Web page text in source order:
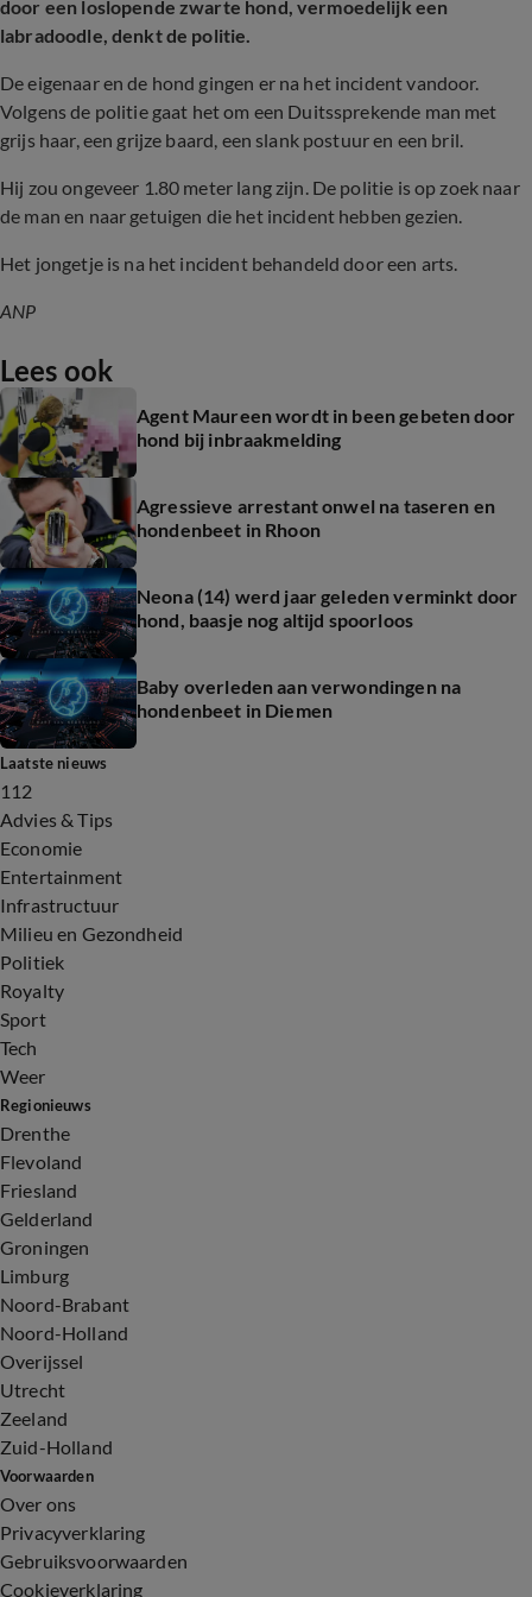
door een loslopende zwarte hond, vermoedelijk een
labradoodle, denkt de politie.
De eigenaar en de hond gingen er na het incident vandoor.
Volgens de politie gaat het om een Duitssprekende man met
grijs haar, een grijze baard, een slank postuur en een bril.
Hij zou ongeveer 1.80 meter lang zijn. De politie is op zoek naar
de man en naar getuigen die het incident hebben gezien.
Het jongetje is na het incident behandeld door een arts.
ANP
Lees ook
Agent Maureen wordt in been gebeten door
hond bij inbraakmelding
Agressieve arrestant onwel na taseren en
hondenbeet in Rhoon
Neona (14) werd jaar geleden verminkt door
hond, baasje nog altijd spoorloos
Baby overleden aan verwondingen na
hondenbeet in Diemen
Laatste nieuws
112
Advies & Tips
Economie
Entertainment
Infrastructuur
Milieu en Gezondheid
Politiek
Royalty
Sport
Tech
Weer
Regionieuws
Drenthe
Flevoland
Friesland
Gelderland
Groningen
Limburg
Noord-Brabant
Noord-Holland
Overijssel
Utrecht
Zeeland
Zuid-Holland
Voorwaarden
Over ons
Privacyverklaring
Gebruiksvoorwaarden
Cookieverklaring